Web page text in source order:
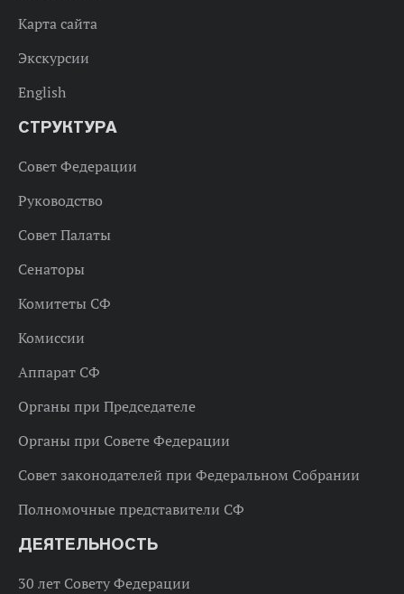
Карта сайта
Экскурсии
English
СТРУКТУРА
Совет Федерации
Руководство
Совет Палаты
Сенаторы
Комитеты СФ
Комиссии
Аппарат СФ
Органы при Председателе
Органы при Совете Федерации
Совет законодателей при Федеральном Собрании
Полномочные представители СФ
ДЕЯТЕЛЬНОСТЬ
30 лет Совету Федерации